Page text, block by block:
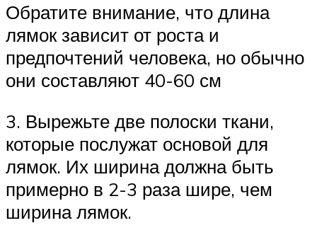
Обратите внимание, что длина
лямок зависит от роста и
предпочтений человека, но обычно
они составляют 40-60 см
3. Вырежьте две полоски ткани,
которые послужат основой для
лямок. Их ширина должна быть
примерно в 2-3 раза шире, чем
ширина лямок.